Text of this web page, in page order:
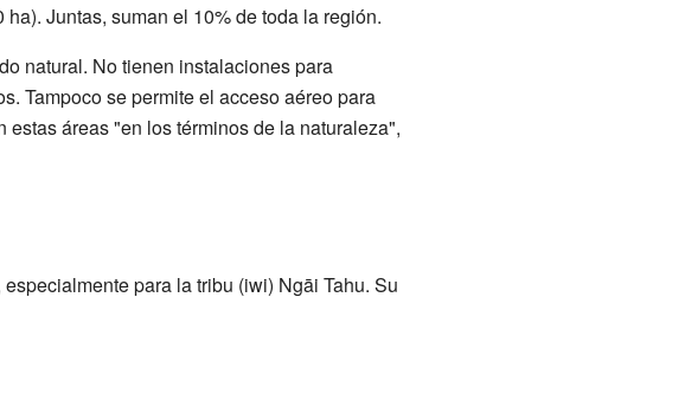
Juntas, suman el 10% de toda la región.
natural. No tienen instalaciones para
Tampoco se permite el acceso aéreo para
áreas "en los términos de la naturaleza",
especialmente para la tribu (iwi) Ngāi Tahu. Su